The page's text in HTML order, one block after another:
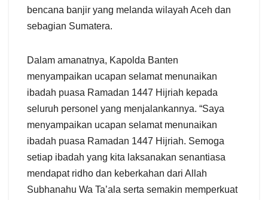
bencana banjir yang melanda wilayah Aceh dan
sebagian Sumatera.
Dalam amanatnya, Kapolda Banten
menyampaikan ucapan selamat menunaikan
ibadah puasa Ramadan 1447 Hijriah kepada
seluruh personel yang menjalankannya. “Saya
menyampaikan ucapan selamat menunaikan
ibadah puasa Ramadan 1447 Hijriah. Semoga
setiap ibadah yang kita laksanakan senantiasa
mendapat ridho dan keberkahan dari Allah
Subhanahu Wa Ta’ala serta semakin memperkuat